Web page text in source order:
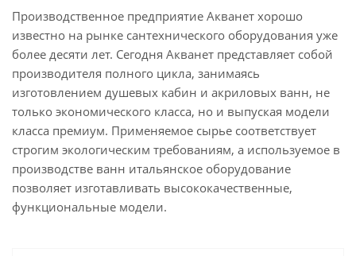
Производственное предприятие Акванет хорошо
известно на рынке сантехнического оборудования уже
более десяти лет. Сегодня Акванет представляет собой
производителя полного цикла, занимаясь
изготовлением душевых кабин и акриловых ванн, не
только экономического класса, но и выпуская модели
класса премиум. Применяемое сырье соответствует
строгим экологическим требованиям, а используемое в
производстве ванн итальянское оборудование
позволяет изготавливать высококачественные,
функциональные модели.